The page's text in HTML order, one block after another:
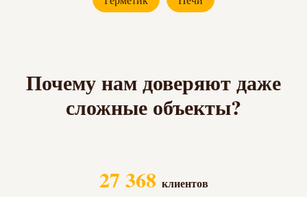
Почему нам доверяют даже
сложные объекты?
27 368 клиентов